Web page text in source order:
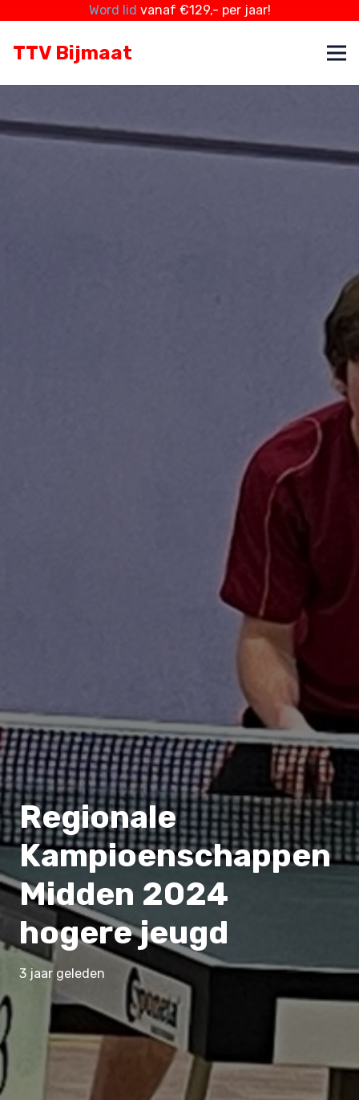
Word lid vanaf €129,- per jaar!
TTV Bijmaat
Regionale
Kampioenschappen
Midden 2024
hogere jeugd
3 jaar geleden